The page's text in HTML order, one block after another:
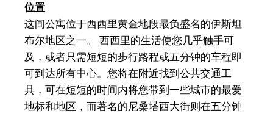
位置
这间公寓位于西西里黄金地段最负盛名的伊斯坦
布尔地区之一。 西西里的生活使您几乎触手可
及，或者只需短短的步行路程或五分钟的车程即
可到达所有中心。您将在附近找到公共交通工
具，可在短短的时间内将您带到一些城市的最爱
地标和地区，而著名的尼桑塔西大街则在五分钟